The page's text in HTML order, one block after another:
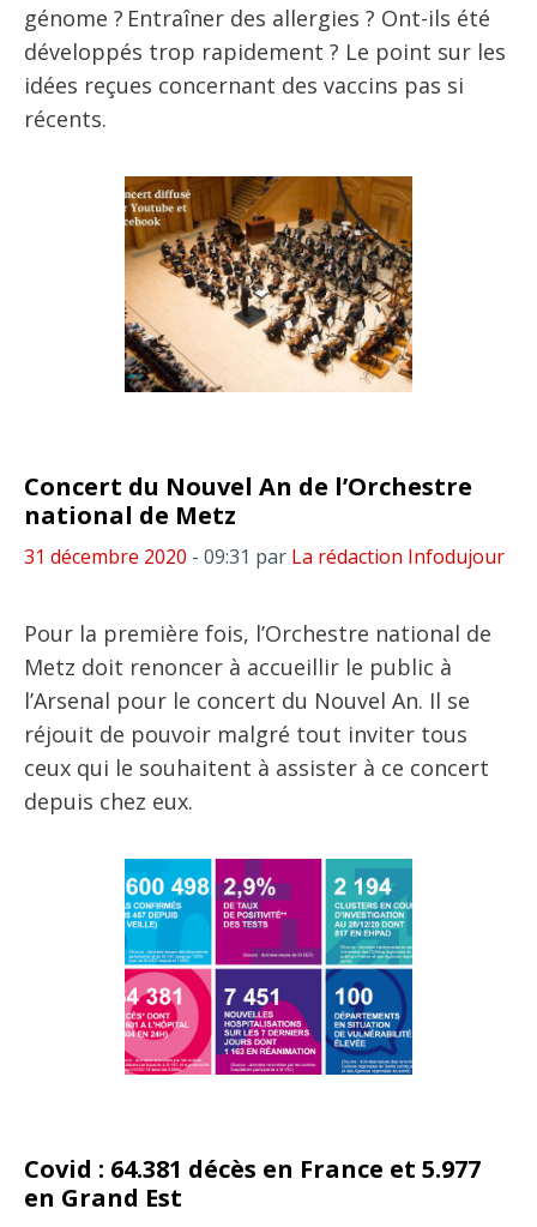
génome ? Entraîner des allergies ? Ont-ils été
développés trop rapidement ? Le point sur les
idées reçues concernant des vaccins pas si
récents.
Concert du Nouvel An de l’Orchestre
national de Metz
31 décembre 2020 - 09:31 par La rédaction Infodujour
Pour la première fois, l’Orchestre national de
Metz doit renoncer à accueillir le public à
l’Arsenal pour le concert du Nouvel An. Il se
réjouit de pouvoir malgré tout inviter tous
ceux qui le souhaitent à assister à ce concert
depuis chez eux.
Covid : 64.381 décès en France et 5.977
en Grand Est